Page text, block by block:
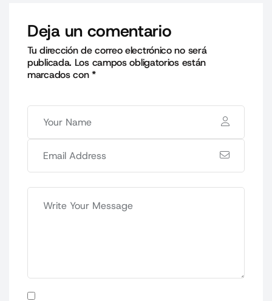
Deja un comentario
Tu dirección de correo electrónico no será
publicada. Los campos obligatorios están
marcados con*